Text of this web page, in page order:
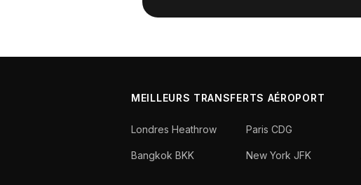
MEILLEURS TRANSFERTS AÉROPORT
Londres Heathrow Paris CDG
Bangkok BKK New York JFK